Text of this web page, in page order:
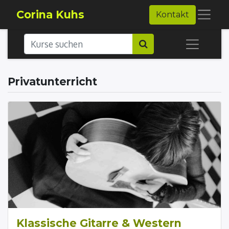
Corina Kuhs Kontakt
Privatunterricht
Klassische Gitarre & Western